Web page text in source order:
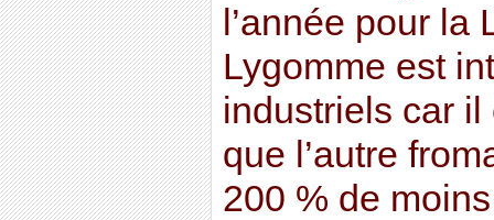
l’année pour la
Lygomme est
industriels car
que l’autre
200 % de